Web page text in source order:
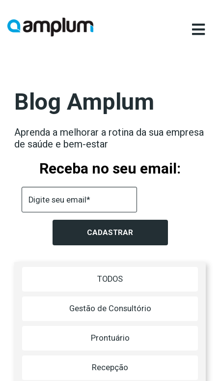
para
Blog Amplum
Aprenda a melhorar a rotina da sua empresa
de saúde e bem-estar
Receba no seu email:
CADASTRAR
TODOS
Gestão de Consultório
Prontuário
Recepção